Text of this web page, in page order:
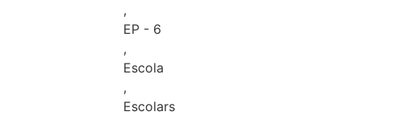
,
EP - 6
,
Escola
,
Escolars